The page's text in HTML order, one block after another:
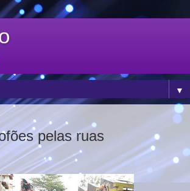
▼
pelas ruas